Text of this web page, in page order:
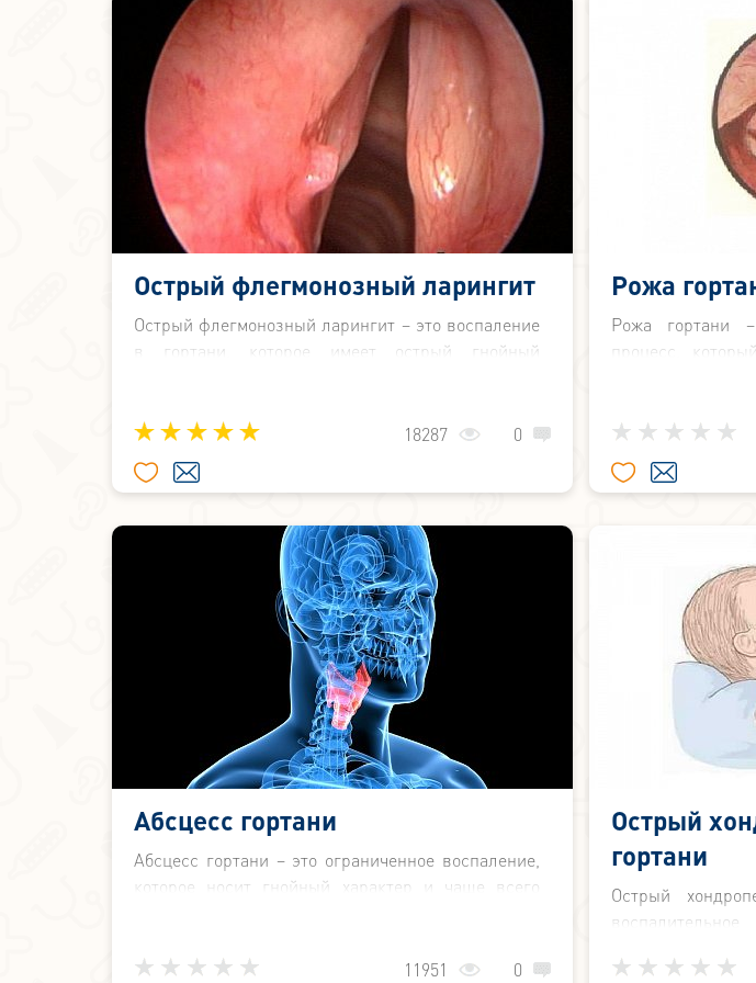
Острый флегмонозный ларингит
Острый флегмонозный ларингит – это воспаление
в гортани, которое имеет острый гнойный
гортани.
18287 0
Рожа
Рожа гортани
процесс,
стафилококки,
Абсцесс гортани
Абсцесс гортани – это ограниченное воспаление,
которое носит гнойный характер и чаще всего
11951
0
Острый
гортани
Острый
Возникает он